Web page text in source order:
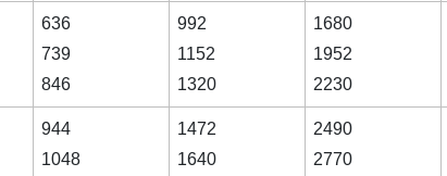
636
739
846
992
1152
1320
1680
1952
2230
944
1048
1472
1640
2490
2770